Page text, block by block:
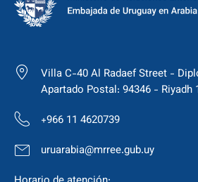
Villa C-40 Al Radaef Street -
Apartado Postal: 94346 - Riyadh
+966 11 4620739
uruarabia@mrree.gub.uy